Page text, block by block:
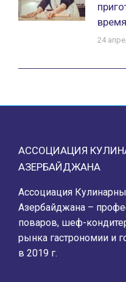
24
АССОЦИАЦИЯ
АЗЕРБАЙДЖАНА
Ассоциация
Азербайджана –
поваров, шеф-
рынка гастрономии и
в 2019 г.